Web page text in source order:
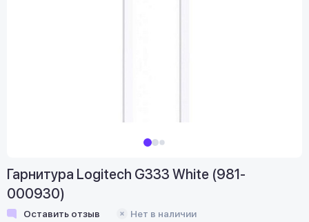
Гарнитура Logitech G333 White (981-
000930)
Оставить отзыв Нет в наличии